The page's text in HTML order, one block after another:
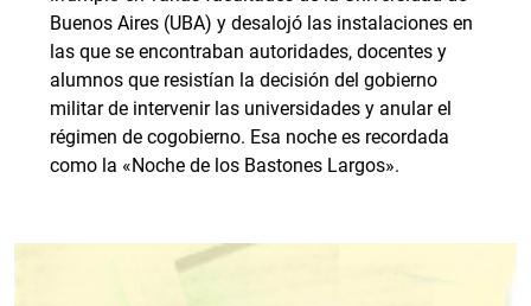
Buenos Aires (UBA) y desalojó las instalaciones en
las que se encontraban autoridades, docentes y
alumnos que resistían la decisión del gobierno
militar de intervenir las universidades y anular el
régimen de cogobierno. Esa noche es recordada
como la «Noche de los Bastones Largos».